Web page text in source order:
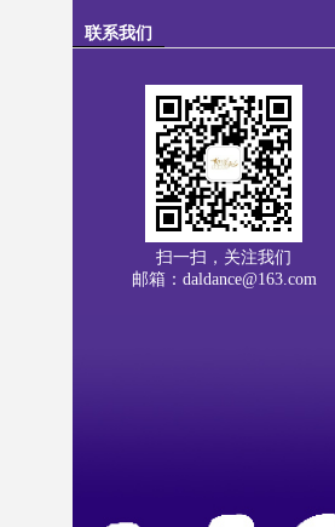
联系我们
扫一扫，关注我们
邮箱：daldance@163.com